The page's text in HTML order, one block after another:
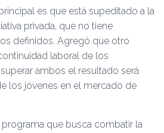
es que está supeditado a la
privada, que no tiene
definidos. Agregó que otro
laboral de los
ambos el resultado será
los jóvenes en el mercado de
programa que busca combatir la